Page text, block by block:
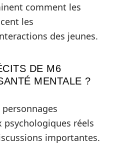
comment les
les
des jeunes.
DE M6
MENTALE ?
psychologiques réels
importantes.